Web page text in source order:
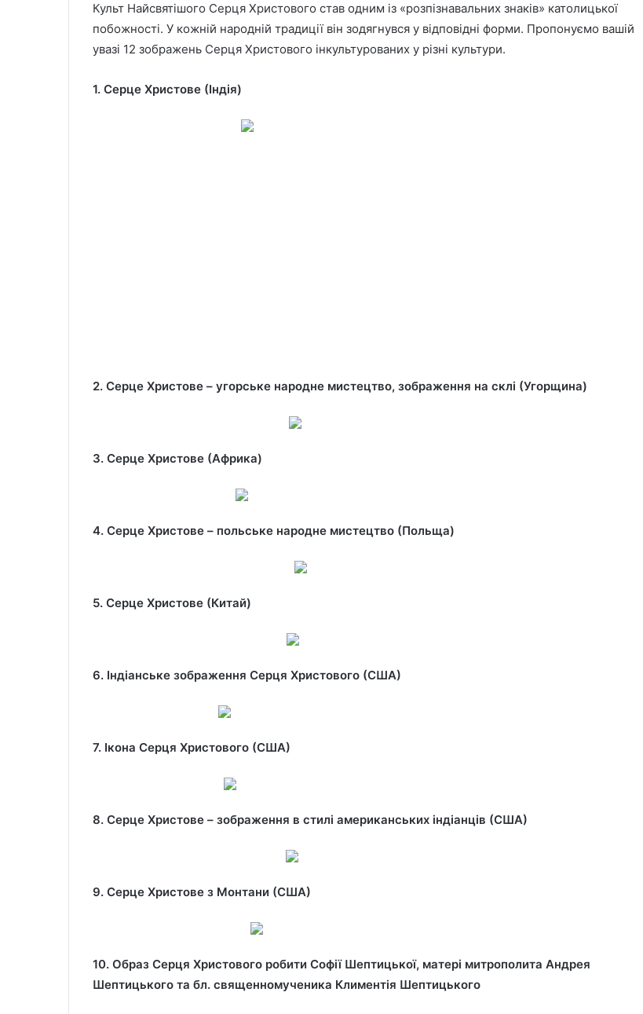
Культ Найсвятішого Серця Христового став одним із «розпізнавальних знаків» католицької
побожності. У кожній народній традиції він зодягнувся у відповідні форми. Пропонуємо вашій
увазі 12 зображень Серця Христового інкультурованих у різні культури.
1. Серце Христове (Індія)
2. Серце Христове – угорське народне мистецтво, зображення на склі (Угорщина)
3. Серце Христове (Африка)
4. Серце Христове – польське народне мистецтво (Польща)
5. Серце Христове (Китай)
6. Індіанське зображення Серця Христового (США)
7. Ікона Серця Христового (США)
8. Серце Христове – зображення в стилі американських індіанців (США)
9. Серце Христове з Монтани (США)
10. Образ Серця Христового робити Софії Шептицької, матері митрополита Андрея
Шептицького та бл. священномученика Климентія Шептицького